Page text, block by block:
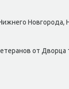
от Двοрца